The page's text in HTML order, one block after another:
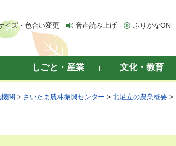
イズ・色合い変更 音声読み上げ ふりがなON
しごと・産業 文化・教育
関 > さいたま農林振興センター > 北足立の農業概要 >